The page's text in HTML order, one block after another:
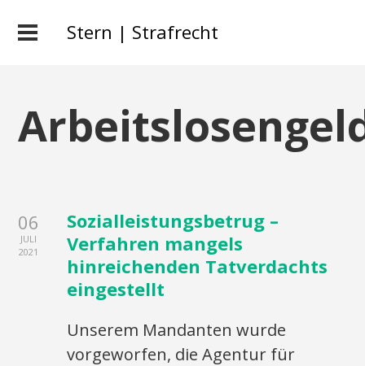
Stern | Strafrecht
06
JULI
2021
Sozialleistungsbetrug –
Verfahren mangels
hinreichenden Tatverdachts
eingestellt
Unserem Mandanten wurde
vorgeworfen, die Agentur für